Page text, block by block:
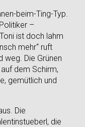
beim-Ting-Typ.
–
ist doch lahm
mehr“ ruft
weg. Die Grünen
dem Schirm,
gemütlich und
Die
die